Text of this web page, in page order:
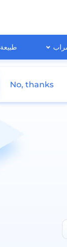
طبيعة
No, thanks